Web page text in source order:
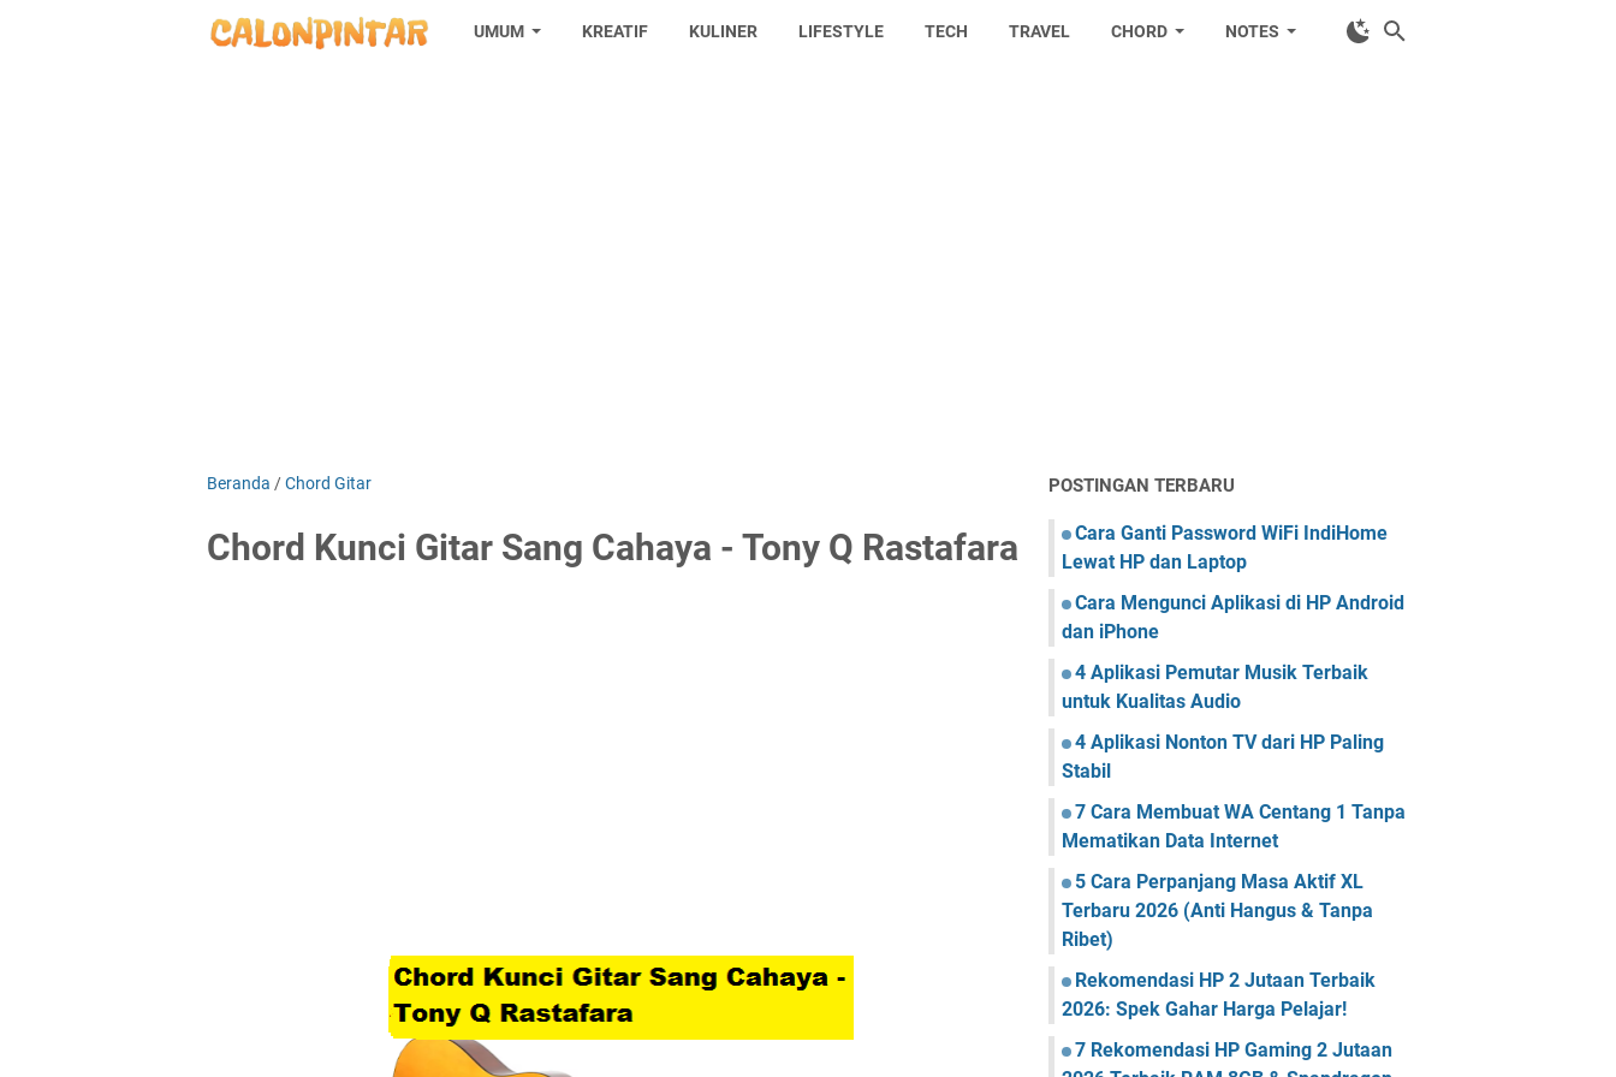
UMUM KREATIF KULINER LIFESTYLE TECH TRAVEL CHORD NOTES
Beranda /Chord Gitar
Chord Kunci Gitar Sang Cahaya - Tony Q Rastafara
POSTINGAN TERBARU
Cara Ganti Password WiFi IndiHome
Lewat HP dan Laptop
Cara Mengunci Aplikasi di HP Android
dan iPhone
4 Aplikasi Pemutar Musik Terbaik
untuk Kualitas Audio
4 Aplikasi Nonton TV dari HP Paling
Stabil
7 Cara Membuat WA Centang 1 Tanpa
Mematikan Data Internet
5 Cara Perpanjang Masa Aktif XL
Terbaru 2026 (Anti Hangus & Tanpa
Ribet)
Rekomendasi HP 2 Jutaan Terbaik
2026: Spek Gahar Harga Pelajar!
7 Rekomendasi HP Gaming 2 Jutaan